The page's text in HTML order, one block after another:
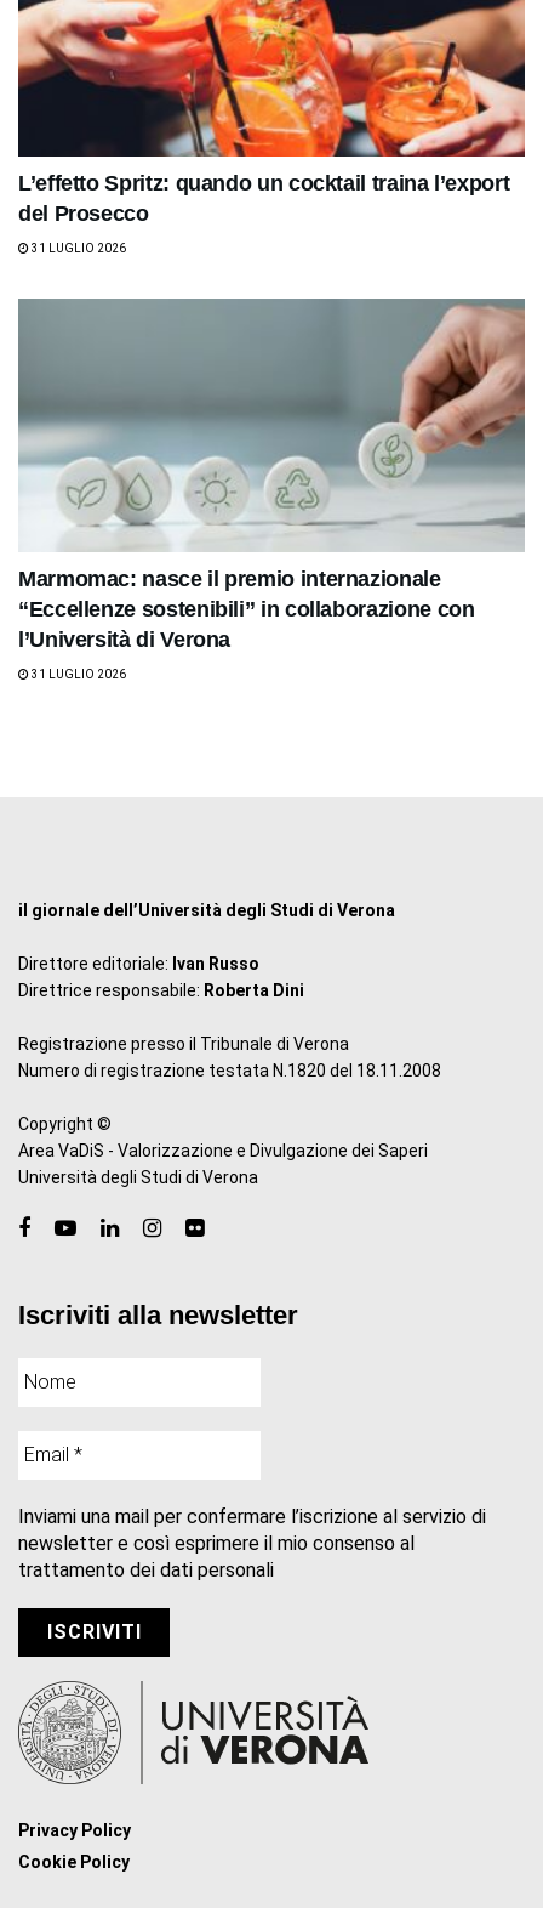
L’effetto Spritz: quando un cocktail traina l’export
del Prosecco
31 LUGLIO 2026
Marmomac: nasce il premio internazionale
“Eccellenze sostenibili” in collaborazione con
l’Università di Verona
31 LUGLIO 2026
il giornale dell’Università degli Studi di Verona
Direttore editoriale: Ivan Russo
Direttrice responsabile: Roberta Dini
Registrazione presso il Tribunale di Verona
Numero di registrazione testata N.1820 del 18.11.2008
Copyright ©
Area VaDiS - Valorizzazione e Divulgazione dei Saperi
Università degli Studi di Verona
Iscriviti alla newsletter
Inviami una mail per confermare l’iscrizione al servizio di
newsletter e così esprimere il mio consenso al
trattamento dei dati personali
Privacy Policy
Cookie Policy